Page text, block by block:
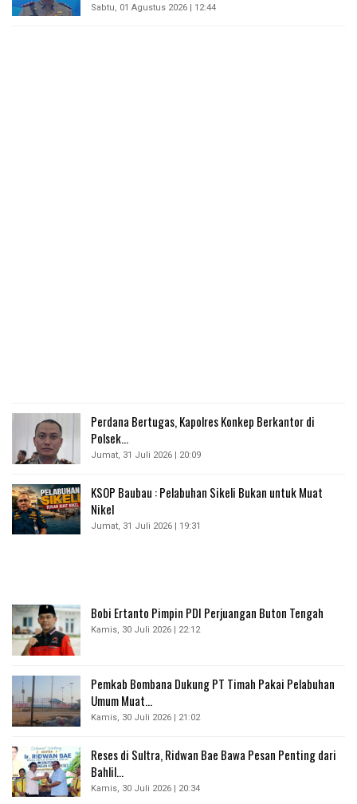
Sabtu, 01 Agustus 2026 | 12:44
Perdana Bertugas, Kapolres Konkep Berkantor di
Polsek…
Jumat, 31 Juli 2026 | 20:09
KSOP Baubau : Pelabuhan Sikeli Bukan untuk Muat
Nikel
Jumat, 31 Juli 2026 | 19:31
Bobi Ertanto Pimpin PDI Perjuangan Buton Tengah
Kamis, 30 Juli 2026 | 22:12
Pemkab Bombana Dukung PT Timah Pakai Pelabuhan
Umum Muat…
Kamis, 30 Juli 2026 | 21:02
Reses di Sultra, Ridwan Bae Bawa Pesan Penting dari
Bahlil…
Kamis, 30 Juli 2026 | 20:34